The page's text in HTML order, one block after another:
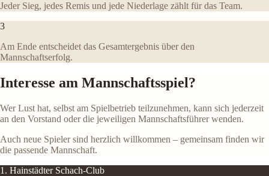
Jeder Sieg, jedes Remis und jede Niederlage zählt für das Team.
3
Am Ende entscheidet das Gesamtergebnis über den
Mannschaftserfolg.
Interesse am Mannschaftsspiel?
Wer Lust hat, selbst am Spielbetrieb teilzunehmen, kann sich jederzeit
an den Vorstand oder die jeweiligen Mannschaftsführer wenden.
Auch neue Spieler sind herzlich willkommen – gemeinsam finden wir
die passende Mannschaft.
1. Hainstädter Schach-Club